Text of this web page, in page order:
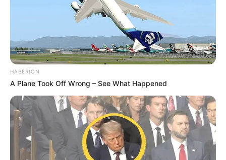
HABERION
A Plane Took Off Wrong – See What Happened